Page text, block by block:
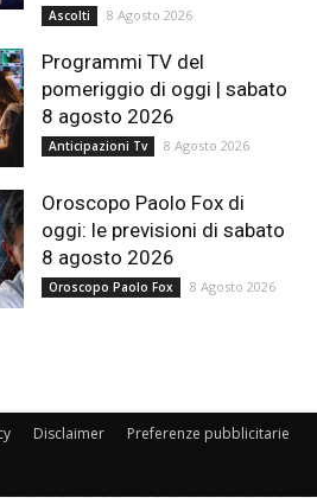
Ascolti 8 Agosto 2026
Programmi TV del
pomeriggio di oggi | sabato
8 agosto 2026
Anticipazioni Tv 8 Agosto 2026
Oroscopo Paolo Fox di
oggi: le previsioni di sabato
8 agosto 2026
Oroscopo Paolo Fox 8 Agosto 2026
Disclaimer Preferenze pubblicitarie